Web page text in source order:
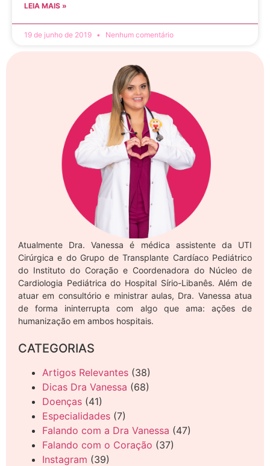
LEIA MAIS »
19 de junho de 2019 Nenhum comentário
Atualmente Dra. Vanessa é médica assistente da UTI
Cirúrgica e do Grupo de Transplante Cardíaco Pediátrico
do Instituto do Coração e Coordenadora do Núcleo de
Cardiologia Pediátrica do Hospital Sírio-Libanês. Além de
atuar em consultório e ministrar aulas, Dra. Vanessa atua
de forma ininterrupta com algo que ama: ações de
humanização em ambos hospitais.
CATEGORIAS
Artigos Relevantes (38)
Dicas Dra Vanessa (68)
Doenças (41)
Especialidades (7)
Falando com a Dra Vanessa (47)
Falando com o Coração (37)
Instagram (39)